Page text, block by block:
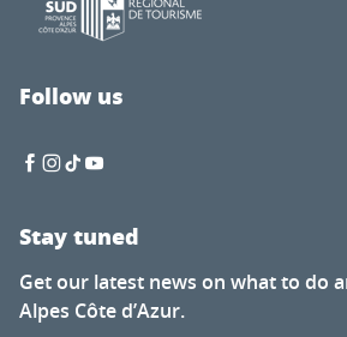
Concert avec Enzo/Concert avec
Apéro- Concert- Domaine des
Marc Bloch : vies, combats, héritages
Follow us
Stay tuned
Get our latest news on what to do
Alpes Côte d’Azur.